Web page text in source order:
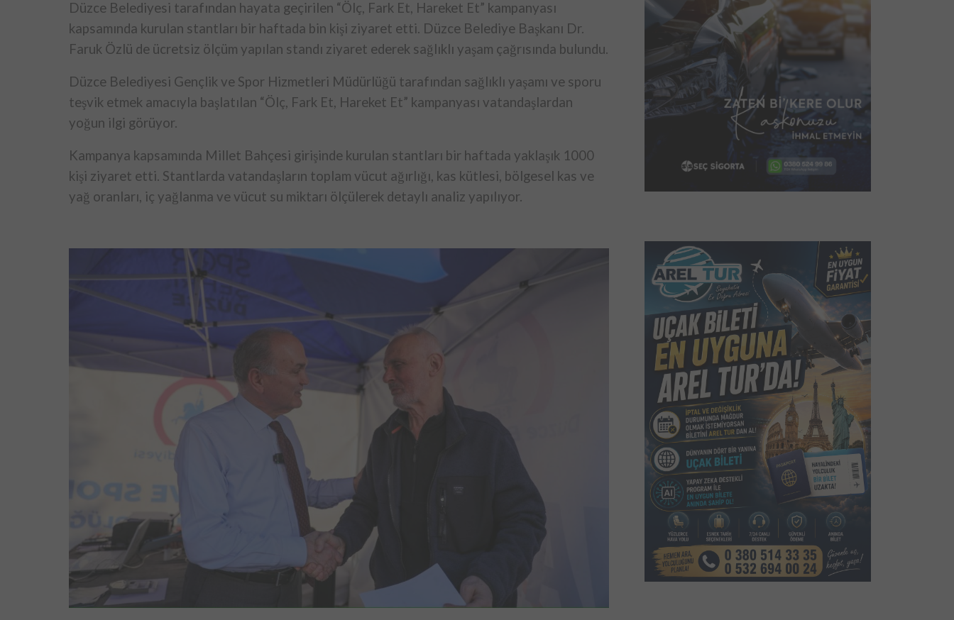
Düzce Belediyesi tarafından hayata geçirilen “Ölç, Fark Et, Hareket Et” kampanyası
kapsamında kurulan stantları bir haftada bin kişi ziyaret etti. Düzce Belediye Başkanı Dr.
Faruk Özlü de ücretsiz ölçüm yapılan standı ziyaret ederek sağlıklı yaşam çağrısında bulundu.
Düzce Belediyesi Gençlik ve Spor Hizmetleri Müdürlüğü tarafından sağlıklı yaşamı ve sporu
teşvik etmek amacıyla başlatılan “Ölç, Fark Et, Hareket Et” kampanyası vatandaşlardan
yoğun ilgi görüyor.
Kampanya kapsamında Millet Bahçesi girişinde kurulan stantları bir haftada yaklaşık 1000
kişi ziyaret etti. Stantlarda vatandaşların toplam vücut ağırlığı, kas kütlesi, bölgesel kas ve
yağ oranları, iç yağlanma ve vücut su miktarı ölçülerek detaylı analiz yapılıyor.